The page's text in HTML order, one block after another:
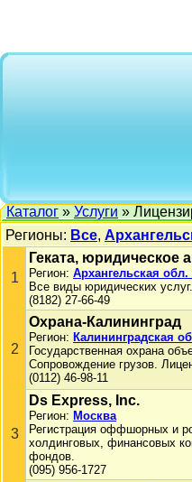
Каталог » Услуги »
Регионы: Все,
1
Геката, юридическое
Регион: Архангельская обл.
Все виды юридических услуг.
(8182) 27-66-49
2
Охрана-Калининград
Регион: Калининградская
Государственная охрана
Сопровождение грузов.
(0112) 46-98-11
3
Ds Express, Inc.
Регион: Москва
Регистрация оффшорных и
холдинговых, финансовых
фондов.
(095) 956-1727